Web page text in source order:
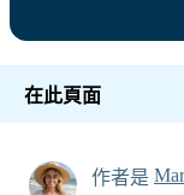
在此頁面
作者是